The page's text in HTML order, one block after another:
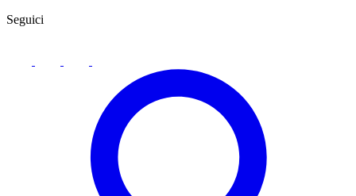
Seguici